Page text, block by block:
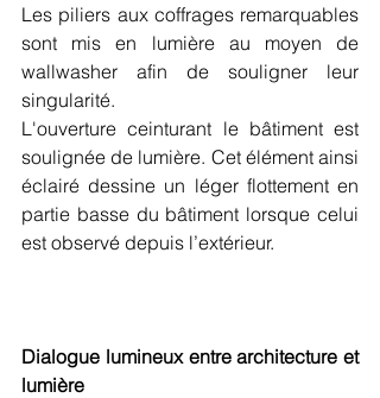
Les piliers aux coffrages remarquables
sont mis en lumière au moyen de
wallwasher afin de souligner leur
singularité.
L'ouverture ceinturant le bâtiment est
soulignée de lumière. Cet élément ainsi
éclairé dessine un léger flottement en
partie basse du bâtiment lorsque celui
est observé depuis l’extérieur.
Dialogue lumineux entre architecture et
lumière